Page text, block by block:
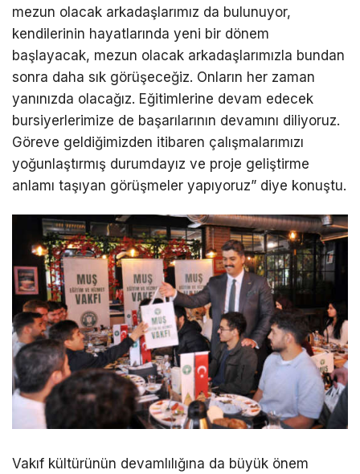
mezun olacak arkadaşlarımız da bulunuyor,
kendilerinin hayatlarında yeni bir dönem
başlayacak, mezun olacak arkadaşlarımızla bundan
sonra daha sık görüşeceğiz. Onların her zaman
yanınızda olacağız. Eğitimlerine devam edecek
bursiyerlerimize de başarılarının devamını diliyoruz.
Göreve geldiğimizden itibaren çalışmalarımızı
yoğunlaştırmış durumdayız ve proje geliştirme
anlamı taşıyan görüşmeler yapıyoruz” diye konuştu.
Vakıf kültürünün devamlılığına da büyük önem